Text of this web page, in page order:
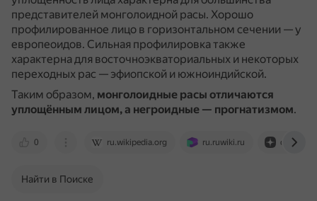
представителей монголоидной расы. Хорошо
профилированное лицо в горизонтальном сечении — у
европеоидов. Сильная профилировка также
характерна для восточноэкваториальных и некоторых
переходных рас — эфиопской и южноиндийской.
Таким образом, монголоидные расы отличаются
уплощённым лицом, а негроидные — прогнатизмом.
0 ru.wikipedia.org ru.ruwiki.ru dzen.ru
Найти в Поиске